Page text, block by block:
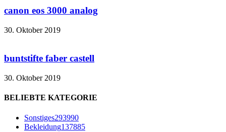
canon eos 3000 analog
30. Oktober 2019
buntstifte faber castell
30. Oktober 2019
BELIEBTE KATEGORIE
Sonstiges293990
Bekleidung137885